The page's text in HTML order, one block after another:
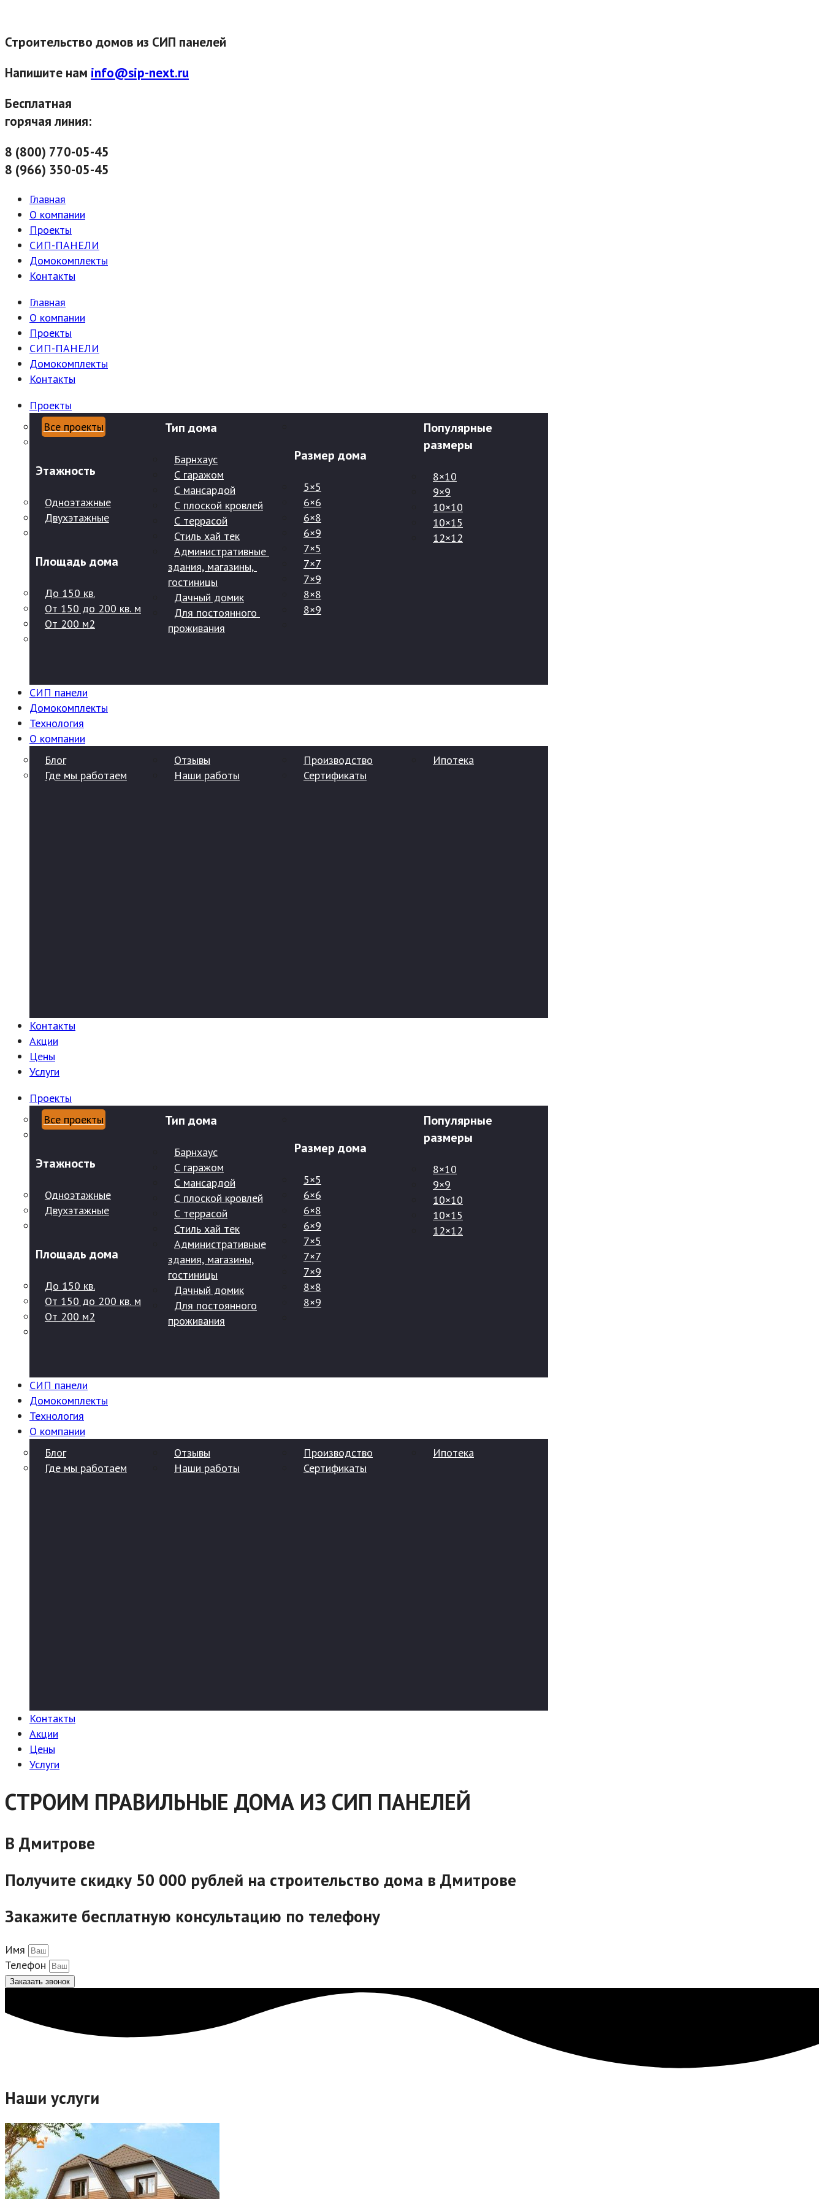
Строительство домов из СИП панелей
Напишите нам info@sip-next.ru
Бесплатная
горячая линия:
8 (800) 770-05-45
8 (966) 350-05-45
Главная
О компании
Проекты
СИП-ПАНЕЛИ
Домокомплекты
Контакты
Главная
О компании
Проекты
СИП-ПАНЕЛИ
Домокомплекты
Контакты
Проекты
Все проекты
Этажность
Одноэтажные
Двухэтажные
Площадь дома
До 150 кв.
От 150 до 200 кв. м
От 200 м2
Тип дома
Барнхаус
С гаражом
С мансардой
С плоской кровлей
С террасой
Стиль хай тек
Административные
здания, магазины,
гостиницы
Дачный домик
Для постоянного
проживания
Размер дома
5×5
6×6
6×8
6×9
7×5
7×7
7×9
8×8
8×9
Популярные
размеры
8×10
9×9
10×10
10×15
12×12
СИП панели
Домокомплекты
Технология
О компании
Блог
Где мы работаем
Отзывы
Наши работы
Производство
Сертификаты
Ипотека
Контакты
Акции
Цены
Услуги
Проекты
Все проекты
Этажность
Одноэтажные
Двухэтажные
Площадь дома
До 150 кв.
От 150 до 200 кв. м
От 200 м2
Тип дома
Барнхаус
С гаражом
С мансардой
С плоской кровлей
С террасой
Стиль хай тек
Административные
здания, магазины,
гостиницы
Дачный домик
Для постоянного
проживания
Размер дома
5×5
6×6
6×8
6×9
7×5
7×7
7×9
8×8
8×9
Популярные
размеры
8×10
9×9
10×10
10×15
12×12
СИП панели
Домокомплекты
Технология
О компании
Блог
Где мы работаем
Отзывы
Наши работы
Производство
Сертификаты
Ипотека
Контакты
Акции
Цены
Услуги
СТРОИМ ПРАВИЛЬНЫЕ ДОМА ИЗ СИП ПАНЕЛЕЙ
В Дмитрове
Получите скидку 50 000 рублей на строительство дома в Дмитрове
Закажите бесплатную консультацию по телефону
Имя
Телефон
Заказать звонок
Наши услуги